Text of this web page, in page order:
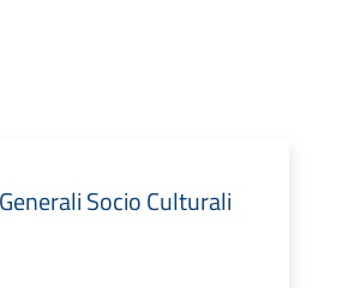
Socio Culturali